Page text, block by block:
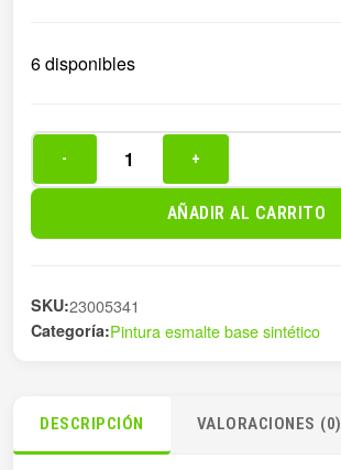
6 disponibles
SINT
cantidad
- +
AÑADIR AL CARRITO
SKU:23005341
Categoría:Pintura esmalte base sintético
DESCRIPCIÓN VALORACIONES (0)